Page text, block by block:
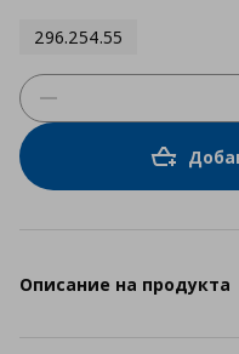
296.254.55
Описание на продукта